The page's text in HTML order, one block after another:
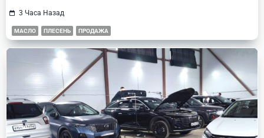
3 Часа Назад
МАСЛО ПЛЕСЕНЬ ПРОДАЖА